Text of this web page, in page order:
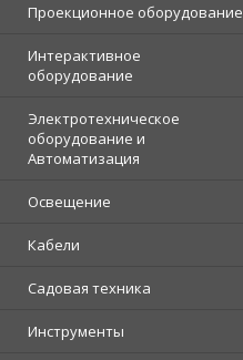
Проекционное оборудование
Интерактивное
оборудование
Электротехническое
оборудование и
Автоматизация
Освещение
Кабели
Садовая техника
Инструменты